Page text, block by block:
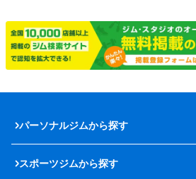
パーソナルジムから探す
スポーツジムから探す